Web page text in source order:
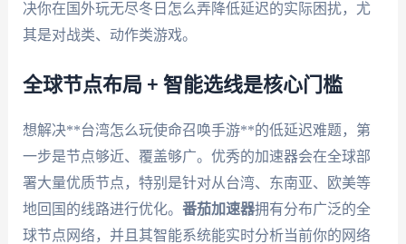
决你在国外玩无尽冬日怎么弄降低延迟的实际困扰，尤
其是对战类、动作类游戏。
全球节点布局 + 智能选线是核心门槛
想解决**台湾怎么玩使命召唤手游**的低延迟难题，第
一步是节点够近、覆盖够广。优秀的加速器会在全球部
署大量优质节点，特别是针对从台湾、东南亚、欧美等
地回国的线路进行优化。 番茄加速器拥有分布广泛的全
球节点网络，并且其智能系统能实时分析当前你的网络